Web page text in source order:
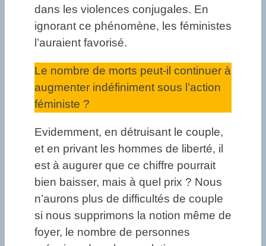
dans les violences conjugales. En
ignorant ce phénomène, les féministes
l’auraient favorisé.
Le nombre de morts peut-il continuer à
augmenter indéfiniment sous l’action
féministe ?
Evidemment, en détruisant le couple,
et en privant les hommes de liberté, il
est à augurer que ce chiffre pourrait
bien baisser, mais à quel prix ? Nous
n’aurons plus de difficultés de couple
si nous supprimons la notion même de
foyer, le nombre de personnes